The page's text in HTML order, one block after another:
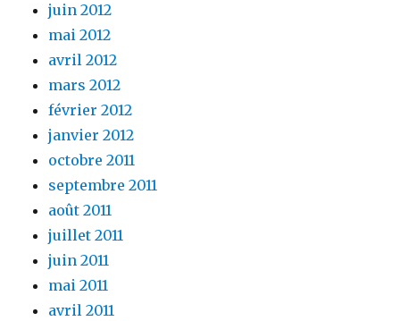
juin 2012
mai 2012
avril 2012
mars 2012
février 2012
janvier 2012
octobre 2011
septembre 2011
août 2011
juillet 2011
juin 2011
mai 2011
avril 2011